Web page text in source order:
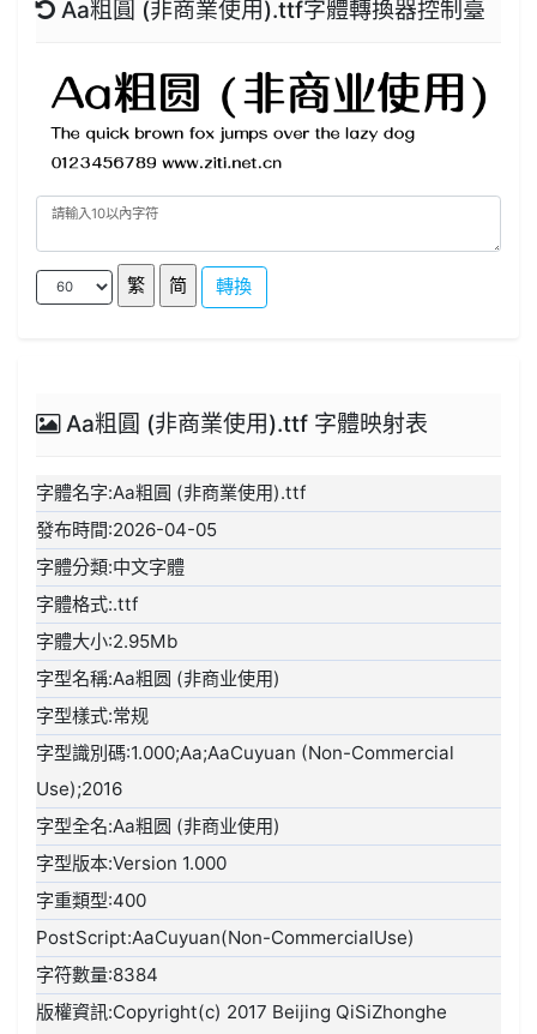
Aa粗圓 (非商業使用).ttf字體轉換器控制臺
轉換
Aa粗圓 (非商業使用).ttf 字體映射表
字體名字:Aa粗圓 (非商業使用).ttf
發布時間:2026-04-05
字體分類:中文字體
字體格式:.ttf
字體大小:2.95Mb
字型名稱:Aa粗圆 (非商业使用)
字型樣式:常规
字型識別碼:1.000;Aa;AaCuyuan (Non-Commercial
Use);2016
字型全名:Aa粗圆 (非商业使用)
字型版本:Version 1.000
字重類型:400
PostScript:AaCuyuan(Non-CommercialUse)
字符數量:8384
版權資訊:Copyright(c) 2017 Beijing QiSiZhonghe